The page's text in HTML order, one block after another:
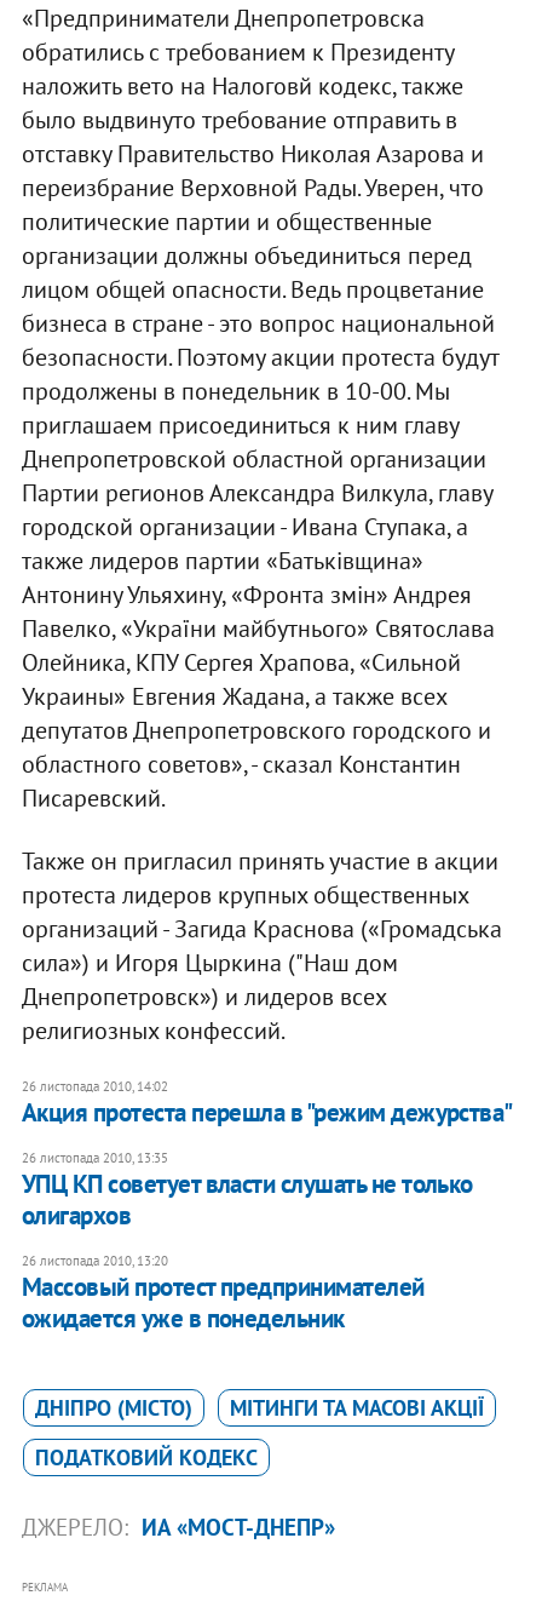
«Предприниматели Днепропетровска
обратились с требованием к Президенту
наложить вето на Налоговй кодекс, также
было выдвинуто требование отправить в
отставку Правительство Николая Азарова и
переизбрание Верховной Рады. Уверен, что
политические партии и общественные
организации должны объединиться перед
лицом общей опасности. Ведь процветание
бизнеса в стране - это вопрос национальной
безопасности. Поэтому акции протеста будут
продолжены в понедельник в 10-00. Мы
приглашаем присоединиться к ним главу
Днепропетровской областной организации
Партии регионов Александра Вилкула, главу
городской организации - Ивана Ступака, а
также лидеров партии «Батьківщина»
Антонину Ульяхину, «Фронта змін» Андрея
Павелко, «України майбутнього» Святослава
Олейника, КПУ Сергея Храпова, «Сильной
Украины» Евгения Жадана, а также всех
депутатов Днепропетровского городского и
областного советов», - сказал Константин
Писаревский.
Также он пригласил принять участие в акции
протеста лидеров крупных общественных
организаций - Загида Краснова («Громадська
сила») и Игоря Цыркина ("Наш дом
Днепропетровск») и лидеров всех
религиозных конфессий.
26 листопада 2010, 14:02
​Акция протеста перешла в "режим дежурства"
26 листопада 2010, 13:35
УПЦ КП советует власти слушать не только
олигархов
26 листопада 2010, 13:20
Массовый протест предпринимателей
ожидается уже в понедельник
ДНІПРО (МІСТО)
МІТИНГИ ТА МАСОВІ АКЦІЇ
ПОДАТКОВИЙ КОДЕКС
ДЖЕРЕЛО: ИА «МОСТ-ДНЕПР»
РЕКЛАМА